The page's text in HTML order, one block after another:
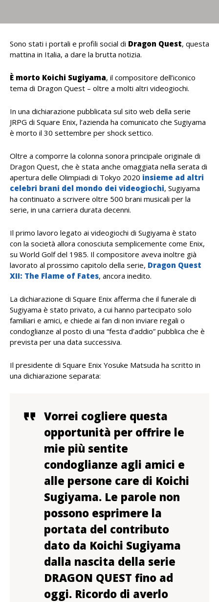
Sono stati i portali e profili social di Dragon Quest, questa
mattina in Italia, a dare la brutta notizia.
È morto Koichi Sugiyama, il compositore dell’iconico
tema di Dragon Quest – oltre a molti altri videogiochi.
In una dichiarazione pubblicata sul sito web della serie
JRPG di Square Enix, l’azienda ha comunicato che Sugiyama
è morto il 30 settembre per shock settico.
Oltre a comporre la colonna sonora principale originale di
Dragon Quest, che è stata anche omaggiata nella serata di
apertura delle Olimpiadi di Tokyo 2020 insieme ad altri
celebri brani del mondo dei videogiochi, Sugiyama
ha continuato a scrivere oltre 500 brani musicali per la
serie, in una carriera durata decenni.
Il primo lavoro legato ai videogiochi di Sugiyama è stato
con la società allora conosciuta semplicemente come Enix,
su World Golf del 1985. Il compositore aveva inoltre già
lavorato al prossimo capitolo della serie, Dragon Quest
XII: The Flame of Fates, ancora inedito.
La dichiarazione di Square Enix afferma che il funerale di
Sugiyama è stato privato, a cui hanno partecipato solo
familiari e amici, e chiede ai fan di non inviare regali o
condoglianze al posto di una “festa d’addio” pubblica che è
prevista per una data successiva.
Il presidente di Square Enix Yosuke Matsuda ha scritto in
una dichiarazione separata:
Vorrei cogliere questa
opportunità per offrire le
mie più sentite
condoglianze agli amici e
alle persone care di Koichi
Sugiyama. Le parole non
possono esprimere la
portata del contributo
dato da Koichi Sugiyama
dalla nascita della serie
DRAGON QUEST fino ad
oggi. Ricordo di averlo